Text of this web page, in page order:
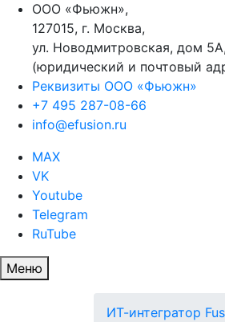
ООО «Фьюжн»,
127015, г. Москва,
ул. Новодмитровская, дом
(юридический и почтовый
Реквизиты ООО «Фьюжн»
+7 495 287-08-66
info@efusion.ru
MAX
VK
Youtube
Telegram
RuTube
Меню
ИТ-интегратор